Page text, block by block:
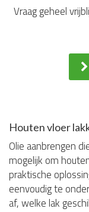
Vraag geheel
Houten vloer
Olie aanbrengen
mogelijk om
praktische
eenvoudig te
af, welke lak